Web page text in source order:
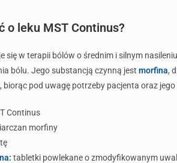
o leku MST Continus?
się w terapii bólów o średnim i silnym
bólu. Jego substancją czynną jest morfina,
biorąc pod uwagę potrzeby pacjenta oraz jego
Continus
morfiny
tabletki powlekane o zmodyfikowanym